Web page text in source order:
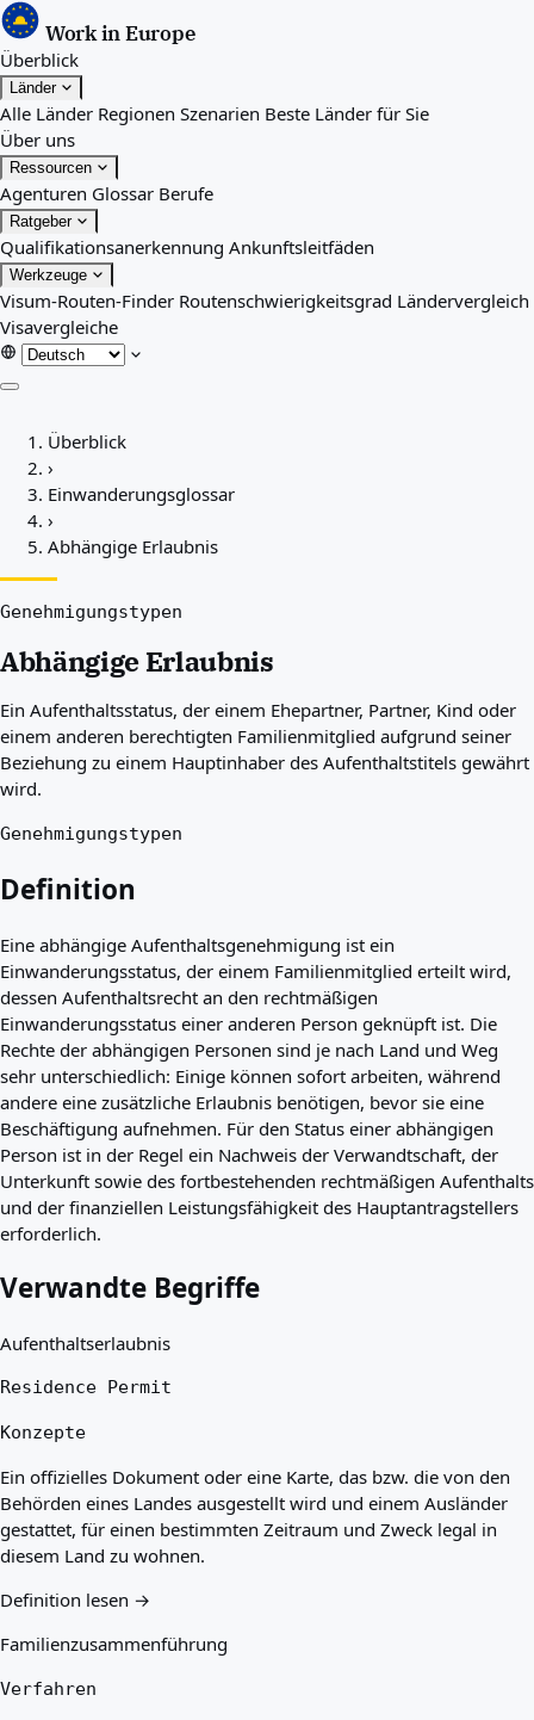
Work in Europe
Überblick
Länder
Alle Länder Regionen Szenarien Beste Länder für Sie
Über uns
Ressourcen
Agenturen Glossar Berufe
Ratgeber
Qualifikationsanerkennung Ankunftsleitfäden
Werkzeuge
Visum-Routen-Finder Routenschwierigkeitsgrad Ländervergleich
Visavergleiche
Länder
Regionen
Beste Länder für Sie
Ressourcen
Glossar
Ratgeber
Qualifikationsanerkennung
Ankunftsleitfäden
Visum-Routen-Finder
Routenschwierigkeitsgrad
Ländervergleich
Visavergleiche
Überblick
›
Einwanderungsglossar
›
Abhängige Erlaubnis
Genehmigungstypen
Abhängige Erlaubnis
Ein Aufenthaltsstatus, der einem Ehepartner, Partner, Kind oder
einem anderen berechtigten Familienmitglied aufgrund seiner
Beziehung zu einem Hauptinhaber des Aufenthaltstitels gewährt
wird.
Genehmigungstypen
Definition
Eine abhängige Aufenthaltsgenehmigung ist ein
Einwanderungsstatus, der einem Familienmitglied erteilt wird,
dessen Aufenthaltsrecht an den rechtmäßigen
Einwanderungsstatus einer anderen Person geknüpft ist. Die
Rechte der abhängigen Personen sind je nach Land und Weg
sehr unterschiedlich: Einige können sofort arbeiten, während
andere eine zusätzliche Erlaubnis benötigen, bevor sie eine
Beschäftigung aufnehmen. Für den Status einer abhängigen
Person ist in der Regel ein Nachweis der Verwandtschaft, der
Unterkunft sowie des fortbestehenden rechtmäßigen Aufenthalts
und der finanziellen Leistungsfähigkeit des Hauptantragstellers
erforderlich.
Verwandte Begriffe
Aufenthaltserlaubnis
Residence Permit
Konzepte
Ein offizielles Dokument oder eine Karte, das bzw. die von den
Behörden eines Landes ausgestellt wird und einem Ausländer
gestattet, für einen bestimmten Zeitraum und Zweck legal in
diesem Land zu wohnen.
Definition lesen →
Familienzusammenführung
Verfahren